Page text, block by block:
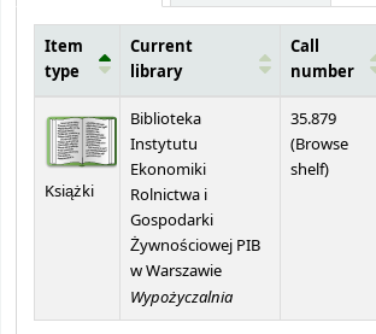
Item
type
Current
library
Call
number
Książki
Biblioteka
Instytutu
Ekonomiki
Rolnictwa i
Gospodarki
Żywnościowej PIB
w Warszawie
Wypożyczalnia
35.879
(Browse
shelf)